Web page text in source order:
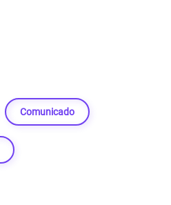
Comunicado